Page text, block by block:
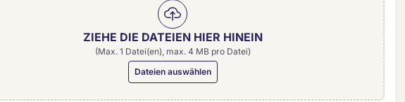
ZIEHE DIE DATEIEN HIER HINEIN
(Max. 1 Datei(en), max. 4 MB pro Datei)
Dateien auswählen